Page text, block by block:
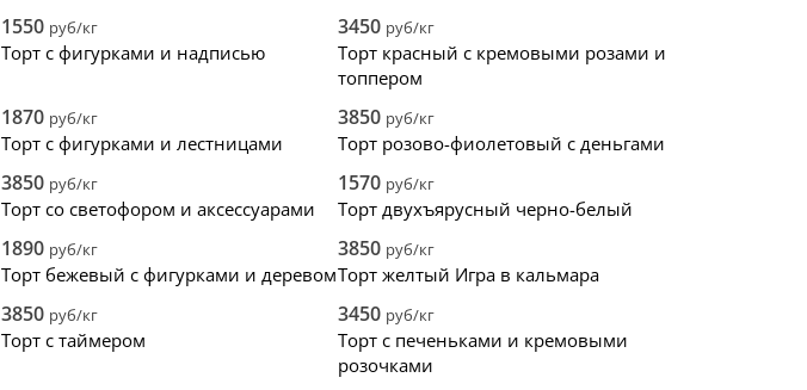
1550 руб/кг
Торт с фигурками и надписью
3450 руб/кг
Торт красный с кремовыми розами и
топпером
1870 руб/кг
Торт с фигурками и лестницами
3850 руб/кг
Торт розово-фиолетовый с деньгами
3850 руб/кг
Торт со светофором и аксессуарами
1570 руб/кг
Торт двухъярусный черно-белый
1890 руб/кг
Торт бежевый с фигурками и деревом
3850 руб/кг
Торт желтый Игра в кальмара
3850 руб/кг
Торт с таймером
3450 руб/кг
Торт с печеньками и кремовыми
розочками